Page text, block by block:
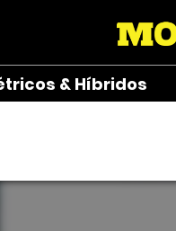
& Híbridos